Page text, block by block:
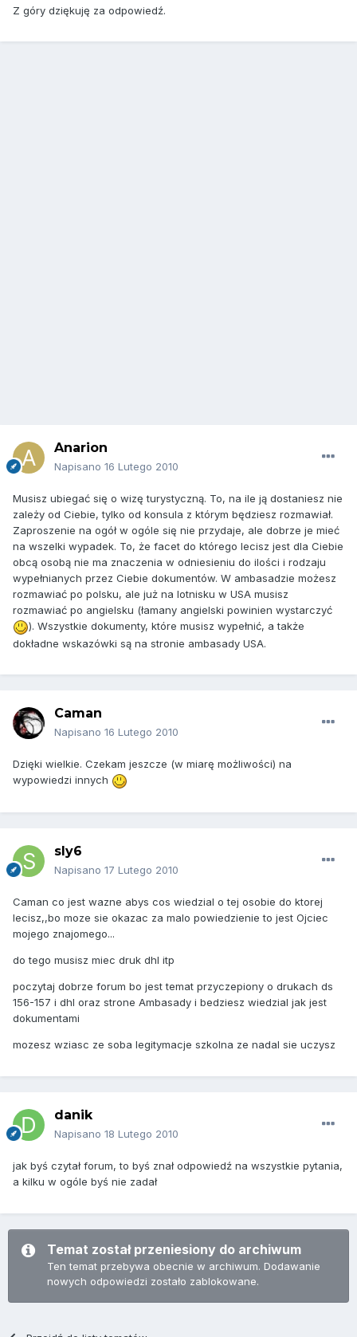
Z góry dziękuję za odpowiedź.
Anarion
Napisano 16 Lutego 2010
Musisz ubiegać się o wizę turystyczną. To, na ile ją dostaniesz nie
zależy od Ciebie, tylko od konsula z którym będziesz rozmawiał.
Zaproszenie na ogół w ogóle się nie przydaje, ale dobrze je mieć
na wszelki wypadek. To, że facet do którego lecisz jest dla Ciebie
obcą osobą nie ma znaczenia w odniesieniu do ilości i rodzaju
wypełnianych przez Ciebie dokumentów. W ambasadzie możesz
rozmawiać po polsku, ale już na lotnisku w USA musisz
rozmawiać po angielsku (łamany angielski powinien wystarczyć
). Wszystkie dokumenty, które musisz wypełnić, a także
dokładne wskazówki są na stronie ambasady USA.
Caman
Napisano 16 Lutego 2010
Dzięki wielkie. Czekam jeszcze (w miarę możliwości) na
wypowiedzi innych
sly6
Napisano 17 Lutego 2010
Caman co jest wazne abys cos wiedzial o tej osobie do ktorej
lecisz,,bo moze sie okazac za malo powiedzienie to jest Ojciec
mojego znajomego...
do tego musisz miec druk dhl itp
poczytaj dobrze forum bo jest temat przyczepiony o drukach ds
156-157 i dhl oraz strone Ambasady i bedziesz wiedzial jak jest
dokumentami
mozesz wziasc ze soba legitymacje szkolna ze nadal sie uczysz
danik
Napisano 18 Lutego 2010
jak byś czytał forum, to byś znał odpowiedź na wszystkie pytania,
a kilku w ogóle byś nie zadał
Temat został przeniesiony do archiwum
Ten temat przebywa obecnie w archiwum. Dodawanie
nowych odpowiedzi zostało zablokowane.